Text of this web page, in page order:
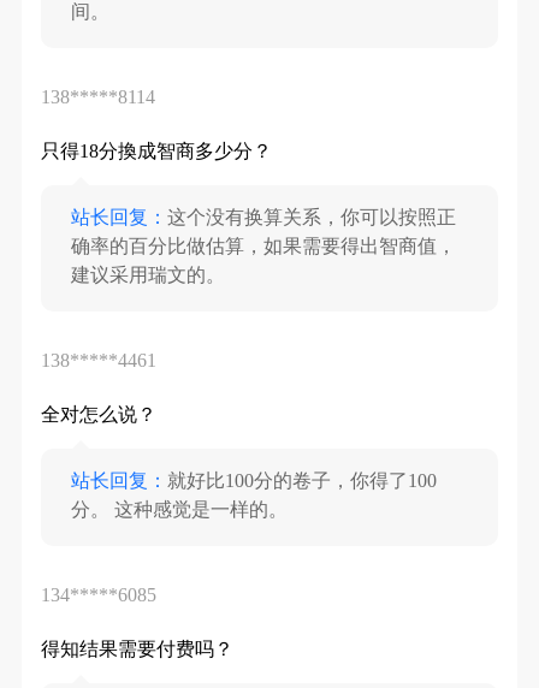
间。
138*****8114
只得18分換成智商多少分？
站长回复：这个没有换算关系，你可以按照正
确率的百分比做估算，如果需要得出智商值，
建议采用瑞文的。
138*****4461
全对怎么说？
站长回复： 就好比100分的卷子，你得了100
分。 这种感觉是一样的。
134*****6085
得知结果需要付费吗？